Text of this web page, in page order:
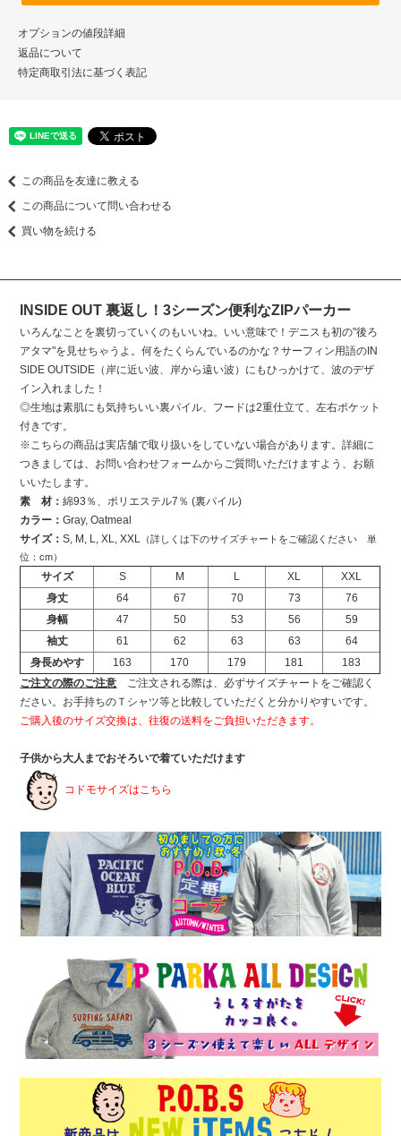
オプションの値段詳細
返品について
特定商取引法に基づく表記
この商品を友達に教える
この商品について問い合わせる
買い物を続ける
INSIDE OUT 裏返し！3シーズン便利なZIPパーカー
いろんなことを裏切っていくのもいいね。いい意味で！デニスも初の"後ろ
アタマ"を見せちゃうよ。何をたくらんでいるのかな？サーフィン用語のIN
SIDE OUTSIDE（岸に近い波、岸から遠い波）にもひっかけて、波のデザ
イン入れました！
◎生地は素肌にも気持ちいい裏パイル、フードは2重仕立て、左右ポケット
付きです。
※こちらの商品は実店舗で取り扱いをしていない場合があります。詳細に
つきましては、お問い合わせフォームからご質問いただけますよう、お願
いいたします。
素 材：綿93％、ポリエステル7％ (裏パイル)
カラー：Gray, Oatmeal
サイズ：S, M, L, XL, XXL
（詳しくは下のサイズチャートをご確認ください 単
位：cm）
サイズ S M L XL
XXL
身丈
64 67 70 73
76
身幅
47 50 53 56
59
袖丈
61 62 63 63
64
身長めやす
163 170 179 181
183
ご注文の際のご注意 ご注文される際は、必ずサイズチャートをご確認く
ださい。お手持ちのＴシャツ等と比較していただくと分かりやすいです。
ご購入後のサイズ交換は、往復の送料をご負担いただきます。
子供から大人までおそろいで着ていただけます
コドモサイズはこちら